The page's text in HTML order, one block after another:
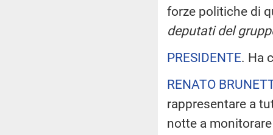
forze politiche di
deputati del
PRESIDENTE. Ha
RENATO
rappresentare a
notte a